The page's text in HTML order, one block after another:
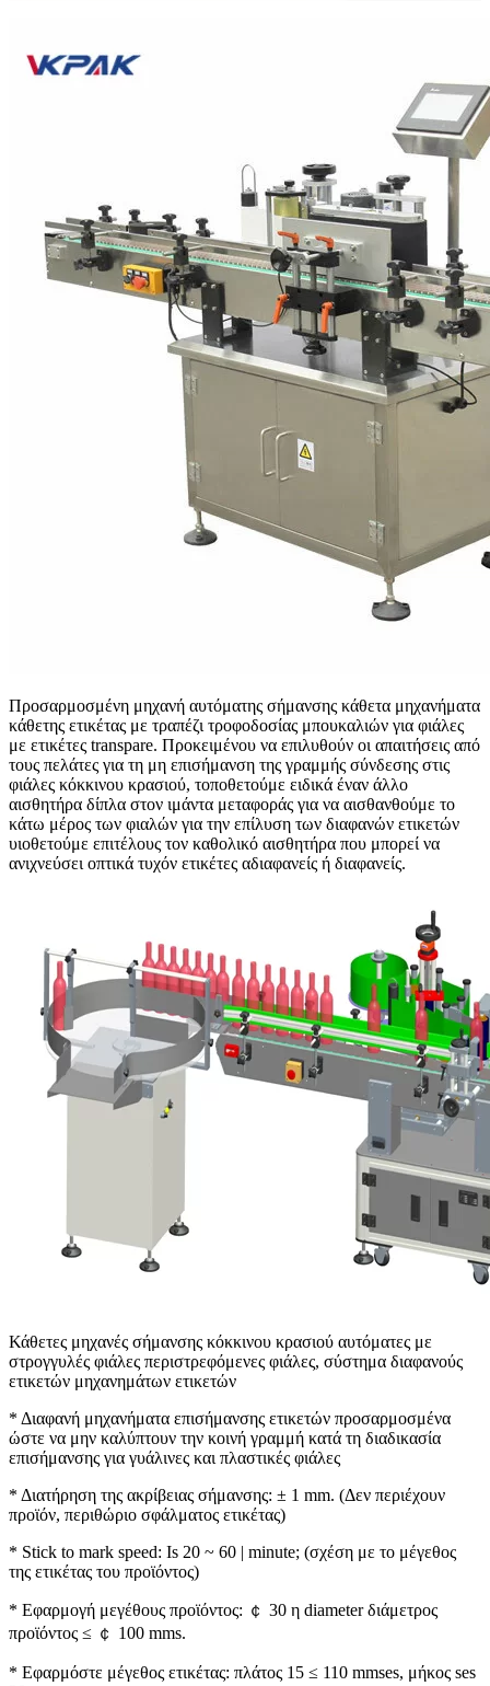
Προσαρμοσμένη μηχανή αυτόματης σήμανσης κάθετα μηχανήματα
κάθετης ετικέτας με τραπέζι τροφοδοσίας μπουκαλιών για φιάλες
με ετικέτες transpare. Προκειμένου να επιλυθούν οι απαιτήσεις από
τους πελάτες για τη μη επισήμανση της γραμμής σύνδεσης στις
φιάλες κόκκινου κρασιού, τοποθετούμε ειδικά έναν άλλο
αισθητήρα δίπλα στον ιμάντα μεταφοράς για να αισθανθούμε το
κάτω μέρος των φιαλών για την επίλυση των διαφανών ετικετών
υιοθετούμε επιτέλους τον καθολικό αισθητήρα που μπορεί να
ανιχνεύσει οπτικά τυχόν ετικέτες αδιαφανείς ή διαφανείς.
Κάθετες μηχανές σήμανσης κόκκινου κρασιού αυτόματες με
στρογγυλές φιάλες περιστρεφόμενες φιάλες, σύστημα διαφανούς
ετικετών μηχανημάτων ετικετών
* Διαφανή μηχανήματα επισήμανσης ετικετών προσαρμοσμένα
ώστε να μην καλύπτουν την κοινή γραμμή κατά τη διαδικασία
επισήμανσης για γυάλινες και πλαστικές φιάλες
* Διατήρηση της ακρίβειας σήμανσης: ± 1 mm. (Δεν περιέχουν
προϊόν, περιθώριο σφάλματος ετικέτας)
* Stick to mark speed: Is 20 ~ 60 | minute; (σχέση με το μέγεθος
της ετικέτας του προϊόντος)
* Εφαρμογή μεγέθους προϊόντος: ￠ 30 η diameter διάμετρος
προϊόντος ≤ ￠ 100 mms.
* Εφαρμόστε μέγεθος ετικέτας: πλάτος 15 ≤ 110 mmses, μήκος ses